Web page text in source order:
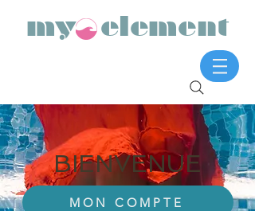
my element
BIENVENUE
MON COMPTE